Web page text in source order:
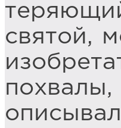
святой,